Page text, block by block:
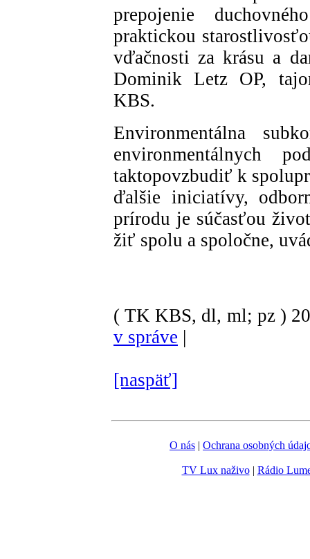
prepojenie
praktickou
vďačnosti za krásu a
Dominik Letz OP,
KBS.
Environmentálna
environmentálnych
taktopovzbudiť k
ďalšie iniciatívy,
prírodu je súčasťou
žiť spolu a spoločne,
( TK KBS, dl, ml; pz )
v správe |
[naspäť]
O nás | Ochrana osobných
TV Lux naživo| Rádio